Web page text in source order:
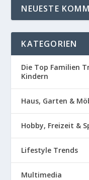
NEUESTE
KATEGORIEN
Die Top Familien
Kindern
Haus, Garten &
Hobby, Freizeit &
Lifestyle Trends
Multimedia